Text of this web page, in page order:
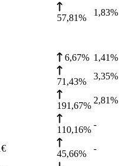
57,81%
1,83%
6,67% 1,41%
71,43%
3,35%
191,67%
2,81%
110,16%
-
€
45,66%
-